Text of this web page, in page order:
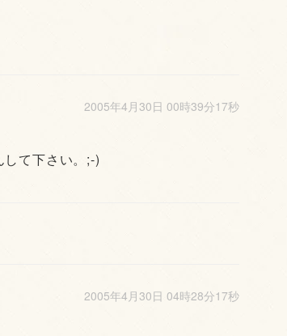
2005年4月30日 00時39分17秒
て下さい。;-)
2005年4月30日 04時28分17秒